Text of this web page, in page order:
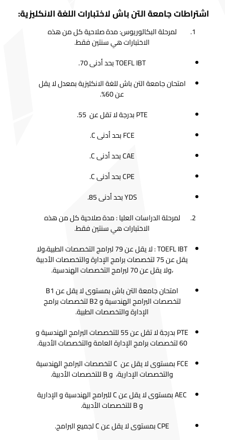
اشتراطات جامعة التن باش لاختبارات اللغة الانكليزية:
لمرحلة البكالوريوس: مدة صلاحية كل من هذه
الاختبارات هي سنتين فقط.
TOEFL IBT بحد أدنى 70.
امتحان جامعة التن باش للغة الانكليزية بمعدل لا يقل
عن 60%.
PTE بدرجة لا تقل عن 55.
FCE بحد أدنى C.
CAE بحد أدنى C.
CPE بحد أدنى C.
YDS بحد أدنى 85.
لمرحلة الدراسات العليا : مدة صلاحية كل من هذه
الاختبارات هي سنتين فقط.
TOEFL IBT : لا يقل عن 79 لبرامج التخصصات الطبية،ولا
يقل عن 75 لتخصصات برامج الإدارة والتخصصات الأدبية
،ولا يقل عن 70 لبرامج التخصصات الهندسية.
امتحان جامعة التن باش بمستوى لا يقل عن B1
لتخصصات البرامج الهندسية و B2 لتخصصات برامج
الإدارة والتخصصات الطبية.
PTE بدرجة لا تقل عن 55 للتخصصات البرامج الهندسية و
60 لتخصصات برامج الإدارة العامة والتخصصات الأدبية.
FCE بمستوى لا يقل عن C لتخصصات البرامج الهندسية
والتخصصات الإدارية، و B للتخصصات الأدبية.
AEC بمستوى لا يقل عن C للبرامج الهندسية و الإدارية
و B للتخصصات الأدبية.
CPE بمستوى لا يقل عن C لجميع البرامج.